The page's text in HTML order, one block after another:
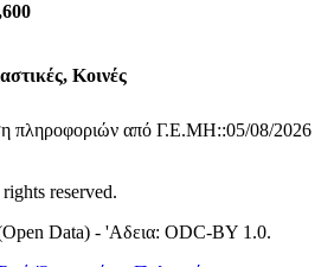
Κοινές
πληροφοριών από Γ.Ε.ΜΗ::05/08/2026
reserved.
Data) - 'Αδεια: ODC-BY 1.0.